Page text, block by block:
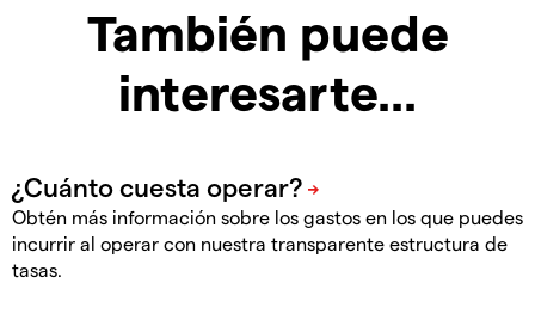
También puede
interesarte...
Obtén más información sobre los gastos en los que puedes
incurrir al operar con nuestra transparente estructura de
tasas.